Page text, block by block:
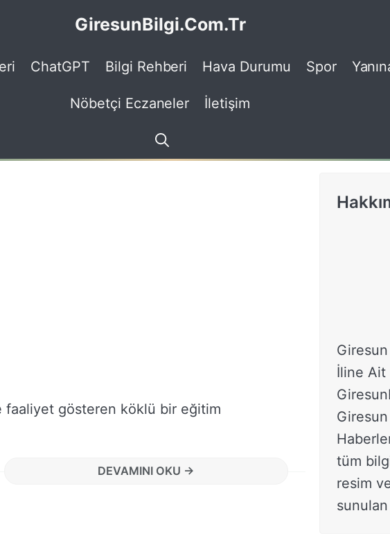
GiresunBilgi.Com.Tr
ChatGPT Bilgi Rehberi Hava Durumu Spor
Nöbetçi Eczaneler İletişim
faaliyet gösteren köklü bir eğitim
DEVAMINI OKU →
İline Ait
tüm
resim
sunulan